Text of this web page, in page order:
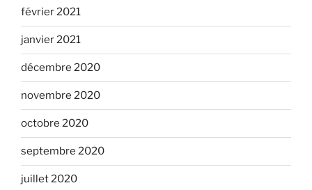
février 2021
janvier 2021
décembre 2020
novembre 2020
octobre 2020
septembre 2020
juillet 2020